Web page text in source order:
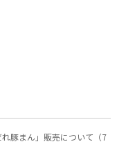
豚まん」販売について（7